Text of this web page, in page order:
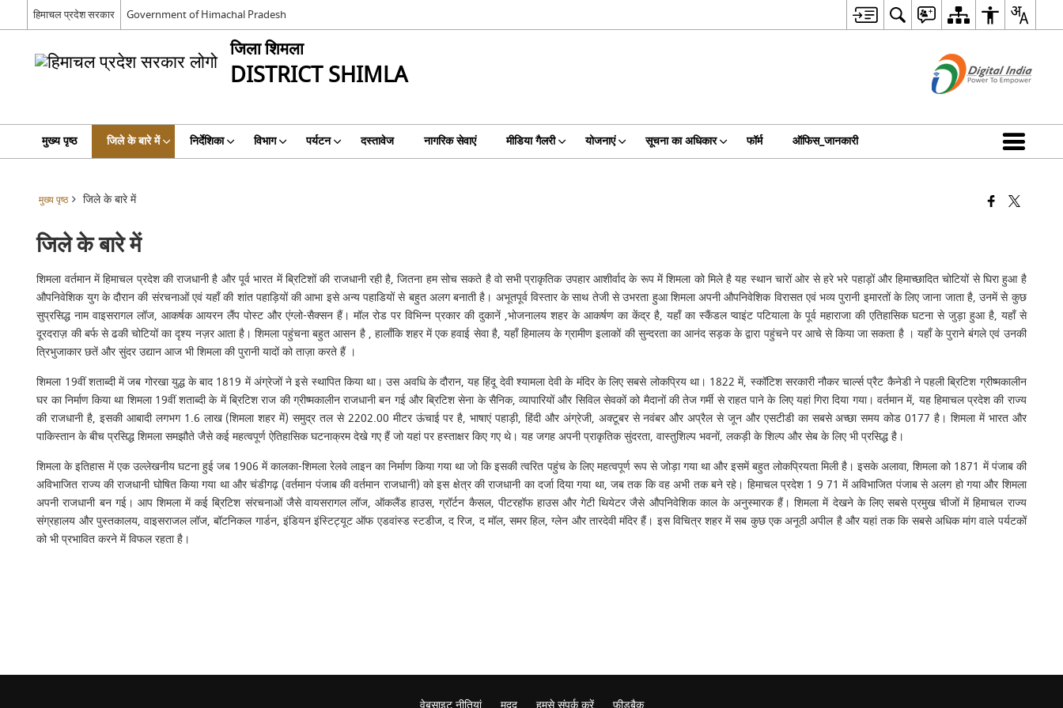
हिमाचल प्रदेश सरकार Government of Himachal Pradesh
जिला शिमला
DISTRICT SHIMLA
मुख्य पृष्ठ जिले के बारे में निर्देशिका विभाग पर्यटन दस्तावेज नागरिक सेवाएं मीडिया गैलरी योजनाएं सूचना का अधिकार फॉर्म ऑफिस_जानकारी
मुख्य पृष्ठ जिले के बारे में
जिले के बारे में
शिमला वर्तमान में हिमाचल प्रदेश की राजधानी है और पूर्व भारत में ब्रिटिशों की राजधानी रही है, जितना हम सोच सकते है वो सभी प्राकृतिक उपहार आशीर्वाद के रूप में शिमला को मिले है यह स्थान चारों ओर से हरे भरे पहाड़ों और हिमाच्छादित चोटियों से घिरा हुआ है
औपनिवेशिक युग के दौरान की संरचनाओं एवं यहाँ की शांत पहाड़ियों की आभा इसे अन्य पहाडियों से बहुत अलग बनाती है। अभूतपूर्व विस्तार के साथ तेजी से उभरता हुआ शिमला अपनी औपनिवेशिक विरासत एवं भव्य पुरानी इमारतों के लिए जाना जाता है, उनमें से कुछ
सुप्रसिद्ध नाम वाइसरागल लॉज, आकर्षक आयरन लैंप पोस्ट और एंग्लो-सैक्सन हैं। मॉल रोड पर विभिन्न प्रकार की दुकानें ,भोजनालय शहर के आकर्षण का केंद्र है, यहाँ का स्कैंडल प्वाइंट पटियाला के पूर्व महाराजा की एतिहासिक घटना से जुड़ा हुआ है, यहाँ से
दूरदराज़ की बर्फ से ढकी चोटियों का दृश्य नज़र आता है। शिमला पहुंचना बहुत आसन है , हालाँकि शहर में एक हवाई सेवा है, यहाँ हिमालय के ग्रामीण इलाकों की सुन्दरता का आनंद सड़क के द्वारा पहुंचने पर आचे से किया जा सकता है । यहाँ के पुराने बंगले एवं उनकी
त्रिभुजाकार छतें और सुंदर उद्यान आज भी शिमला की पुरानी यादों को ताज़ा करते हैं ।
शिमला 19वीं शताब्दी में जब गोरखा युद्ध के बाद 1819 में अंग्रेजों ने इसे स्थापित किया था। उस अवधि के दौरान, यह हिंदू देवी श्यामला देवी के मंदिर के लिए सबसे लोकप्रिय था। 1822 में, स्कॉटिश सरकारी नौकर चार्ल्स प्रैट कैनेडी ने पहली ब्रिटिश ग्रीष्मकालीन
घर का निर्माण किया था शिमला 19वीं शताब्दी के में ब्रिटिश राज की ग्रीष्मकालीन राजधानी बन गई और ब्रिटिश सेना के सैनिक, व्यापारियों और सिविल सेवकों को मैदानों की तेज गर्मी से राहत पाने के लिए यहां गिरा दिया गया। वर्तमान में, यह हिमाचल प्रदेश की राज्य
की राजधानी है, इसकी आबादी लगभग 1.6 लाख (शिमला शहर में) समुद्र तल से 2202.00 मीटर ऊंचाई पर है, भाषाएं पहाड़ी, हिंदी और अंग्रेजी, अक्टूबर से नवंबर और अप्रैल से जून और एसटीडी का सबसे अच्छा समय कोड 0177 है। शिमला में भारत और
पाकिस्तान के बीच प्रसिद्ध शिमला समझौते जैसे कई महत्वपूर्ण ऐतिहासिक घटनाक्रम देखे गए हैं जो यहां पर हस्ताक्षर किए गए थे। यह जगह अपनी प्राकृतिक सुंदरता, वास्तुशिल्प भवनों, लकड़ी के शिल्प और सेब के लिए भी प्रसिद्ध है।
शिमला के इतिहास में एक उल्लेखनीय घटना हुई जब 1906 में कालका-शिमला रेलवे लाइन का निर्माण किया गया था जो कि इसकी त्वरित पहुंच के लिए महत्वपूर्ण रूप से जोड़ा गया था और इसमें बहुत लोकप्रियता मिली है। इसके अलावा, शिमला को 1871 में पंजाब की
अविभाजित राज्य की राजधानी घोषित किया गया था और चंडीगढ़ (वर्तमान पंजाब की वर्तमान राजधानी) को इस क्षेत्र की राजधानी का दर्जा दिया गया था, जब तक कि वह अभी तक बने रहे। हिमाचल प्रदेश 1 9 71 में अविभाजित पंजाब से अलग हो गया और शिमला
अपनी राजधानी बन गई। आप शिमला में कई ब्रिटिश संरचनाओं जैसे वायसरागल लॉज, ऑकलैंड हाउस, ग्रॉर्टन कैसल, पीटरहॉफ हाउस और गेटी थियेटर जैसे औपनिवेशिक काल के अनुस्मारक हैं। शिमला में देखने के लिए सबसे प्रमुख चीजों में हिमाचल राज्य
संग्रहालय और पुस्तकालय, वाइसराजल लॉज, बॉटनिकल गार्डन, इंडियन इंस्टिट्यूट ऑफ एडवांस्ड स्टडीज, द रिज, द मॉल, समर हिल, ग्लेन और तारदेवी मंदिर हैं। इस विचित्र शहर में सब कुछ एक अनूठी अपील है और यहां तक ​​कि सबसे अधिक मांग वाले पर्यटकों
को भी प्रभावित करने में विफल रहता है।